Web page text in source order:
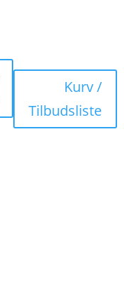
Kurv /
Tilbudsliste